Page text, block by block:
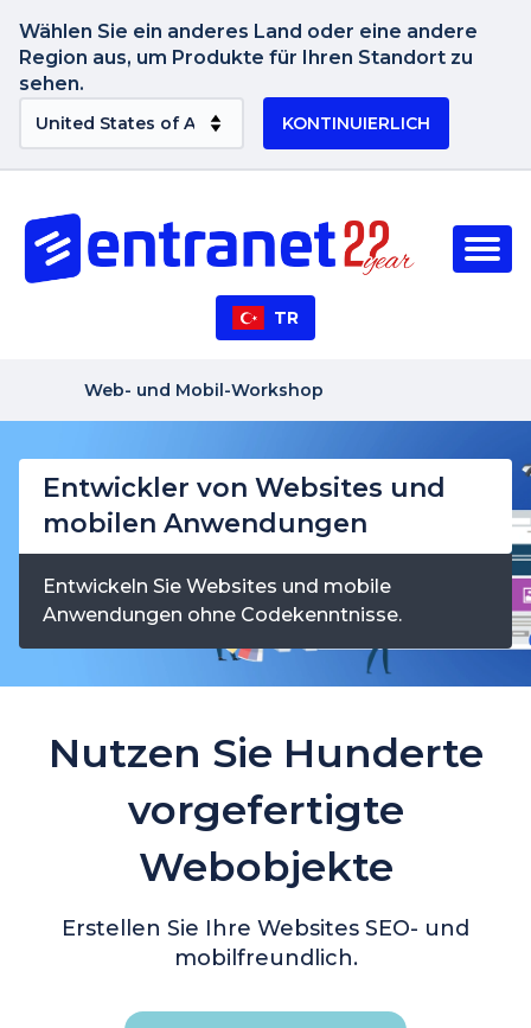
Wählen Sie ein anderes Land oder eine andere
Region aus, um Produkte für Ihren Standort zu
sehen.
KONTINUIERLICH
TR
Web- und Mobil-Workshop
Entwickler von Websites und
mobilen Anwendungen
Entwickeln Sie Websites und mobile
Anwendungen ohne Codekenntnisse.
Nutzen Sie Hunderte
vorgefertigte
Webobjekte
Erstellen Sie Ihre Websites SEO- und
mobilfreundlich.